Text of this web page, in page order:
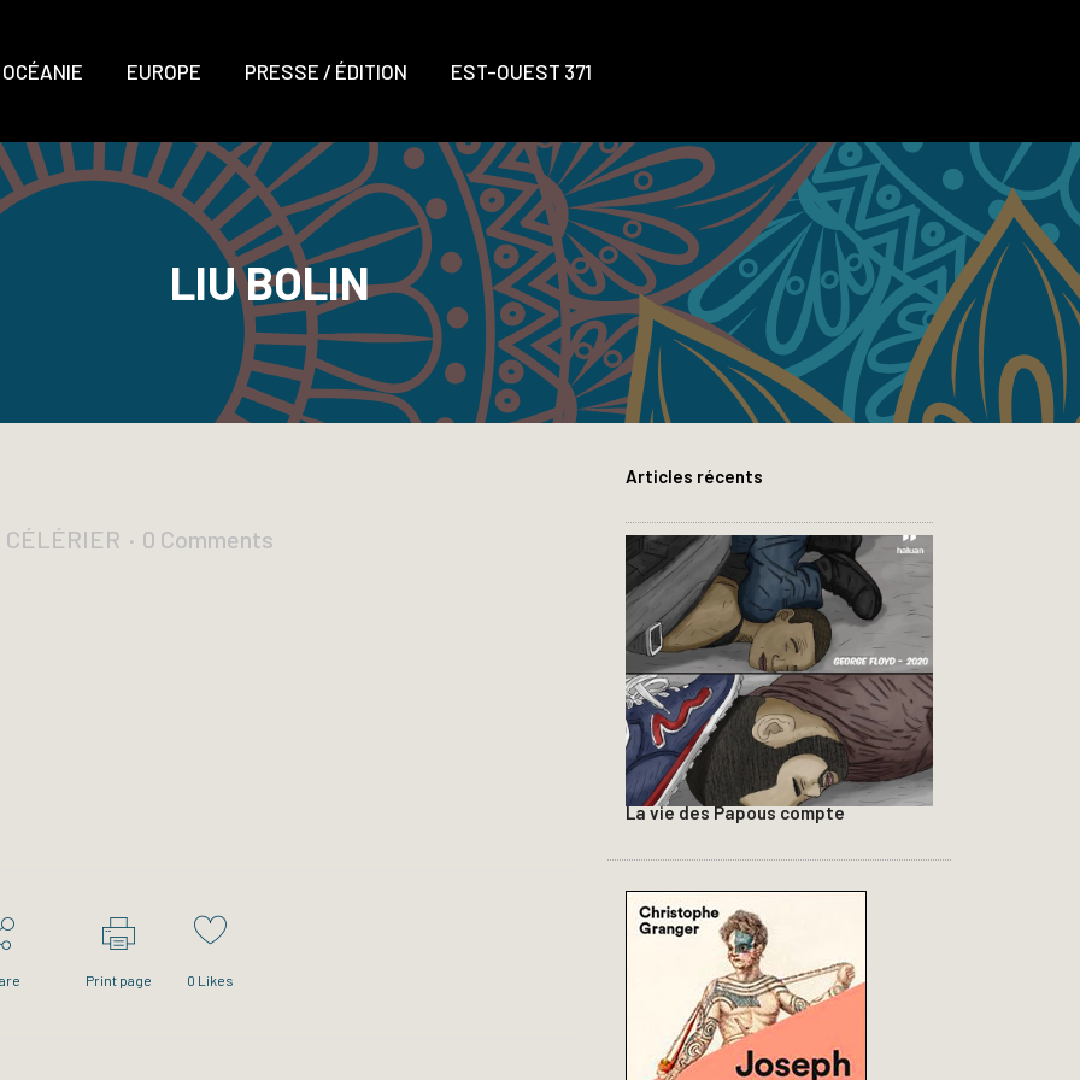
OCÉANIE EUROPE PRESSE / ÉDITION EST-OUEST 371
LIU BOLIN
0 Comments
Print page 0 Likes
Articles récents
La vie des Papous compte